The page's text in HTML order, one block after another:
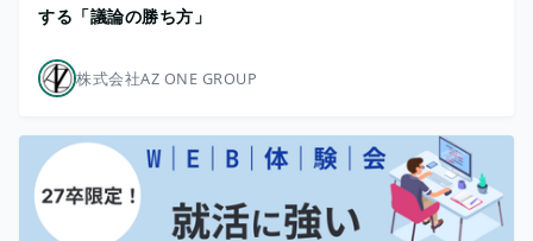
する「議論の勝ち方」
株式会社AZ ONE GROUP